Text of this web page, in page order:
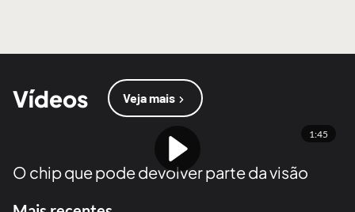
Vídeos Veja mais
1:45
O chip que pode devolver parte da visão